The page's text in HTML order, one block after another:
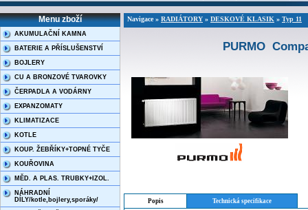
Menu zboží
AKUMULAČNÍ KAMNA
BATERIE A PŘÍSLUŠENSTVÍ
BOJLERY
CU A BRONZOVÉ TVAROVKY
ČERPADLA A VODÁRNY
EXPANZOMATY
KLIMATIZACE
KOTLE
KOUP. ŽEBŘÍKY+TOPNÉ TYČE
KOUŘOVINA
MĚD. A PLAS. TRUBKY+IZOL.
NÁHRADNÍ
DÍLY/kotle,bojlery,sporáky/
Navigace » RADIÁTORY » DESKOVÉ KLASIK » Typ 11
PURMO
Popis Technická specifikace